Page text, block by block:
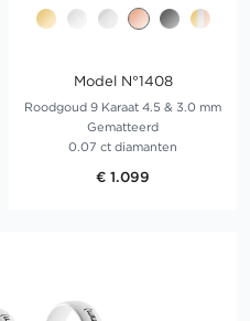
Model N°1408
Roodgoud 9 Karaat 4.5 & 3.0 mm
Gematteerd
0.07 ct diamanten
€ 1.099